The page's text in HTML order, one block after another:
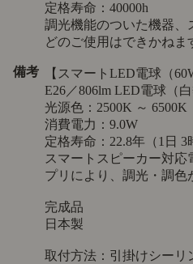
備考
定格寿命：40000h
調光機能のついた機器、
どのご使用はできかねま
【スマートLED電球（
E26／806lm LED電球（
光源色：2500K ～ 6500K
消費電力：9.0W
定格寿命：22.8年（1日 3
スマートスピーカー対
プリにより、調光・調色
完成品
日本製
取付方法：引掛けシーリ